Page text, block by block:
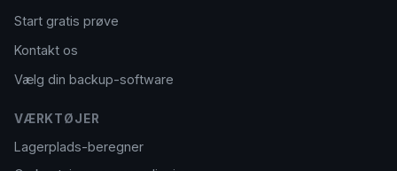
Start gratis prøve
Kontakt os
Vælg din backup-software
VÆRKTØJER
Lagerplads-beregner